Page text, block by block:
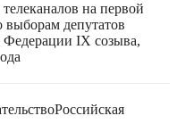
на первой
выборам депутатов
Федерации IX созыва,
Российская